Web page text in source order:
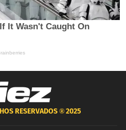
RESERVADOS ®2025